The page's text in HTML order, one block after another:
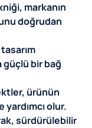
markanın
doğrudan
bir bağ
ürünün
olur.
sürdürülebilir